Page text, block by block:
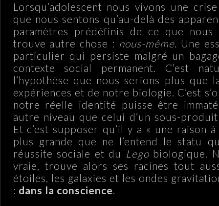
Lorsqu’adolescent nous vivons une crise
que nous sentons qu’au-delà des
paramètres prédéfinis de ce que nous
trouve autre chose : nous-même. Une
particulier qui persiste malgré un
contexte social permanent. C’est
l’hypothèse que nous serions plus que
expériences et de notre biologie. C’est
notre réelle identité puisse être
autre niveau que celui d’un sous-
Et c’est supposer qu’il y a « une raison
plus grande que ne l’entend le statu
réussite sociale et du Legobiologique.
vraie, trouve alors ses racines tout
étoiles, les galaxies et les ondes
: dans la conscience.